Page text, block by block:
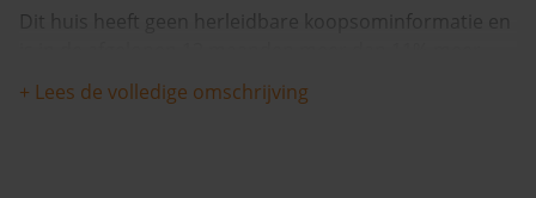
Dit huis heeft geen herleidbare koopsominformatie en
waard geworden. Waarschijnlijk is deze woning sinds
1993 niet meer verkocht.
+ Lees de volledige omschrijving